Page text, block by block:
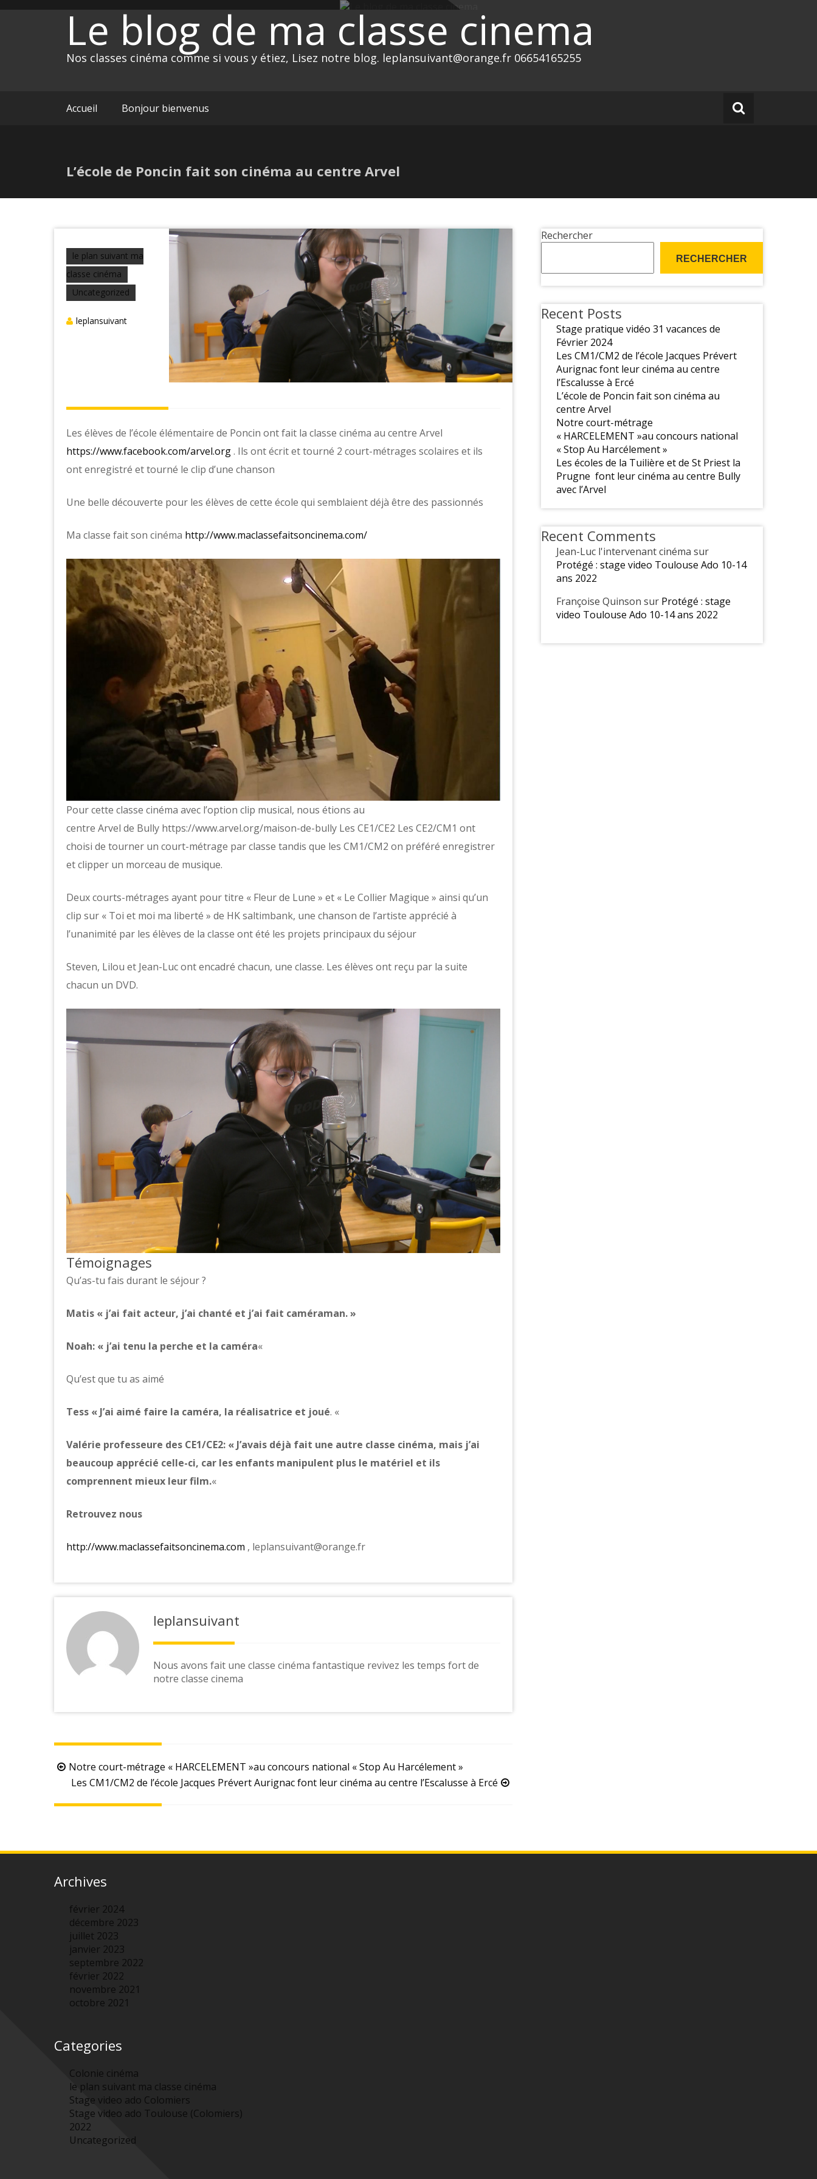
Le blog de ma classe cinema
Nos classes cinéma comme si vous y étiez, Lisez notre blog. leplansuivant@orange.fr 06654165255
Accueil Bonjour bienvenus
L’école de Poncin fait son cinéma au centre Arvel
le plan suivant ma
classe cinéma
Uncategorized
leplansuivant
Les élèves de l’école élémentaire de Poncin ont fait la classe cinéma au centre Arvel
https://www.facebook.com/arvel.org. Ils ont écrit et tourné 2 court-métrages scolaires et ils
ont enregistré et tourné le clip d’une chanson
Une belle découverte pour les élèves de cette école qui semblaient déjà être des passionnés
Ma classe fait son cinéma http://www.maclassefaitsoncinema.com/
Pour cette classe cinéma avec l’option clip musical, nous étions au
centre Arvel de Bully https://www.arvel.org/maison-de-bully Les CE1/CE2 Les CE2/CM1 ont
choisi de tourner un court-métrage par classe tandis que les CM1/CM2 on préféré enregistrer
et clipper un morceau de musique.
Deux courts-métrages ayant pour titre « Fleur de Lune » et « Le Collier Magique » ainsi qu’un
clip sur « Toi et moi ma liberté » de HK saltimbank, une chanson de l’artiste apprécié à
l’unanimité par les élèves de la classe ont été les projets principaux du séjour
Steven, Lilou et Jean-Luc ont encadré chacun, une classe. Les élèves ont reçu par la suite
chacun un DVD.
Témoignages
Qu’as-tu fais durant le séjour ?
Matis « j’ai fait acteur, j’ai chanté et j’ai fait caméraman. »
Noah: « j’ai tenu la perche et la caméra«
Qu’est que tu as aimé
Tess « J’ai aimé faire la caméra, la réalisatrice et joué. «
Valérie professeure des CE1/CE2: « J’avais déjà fait une autre classe cinéma, mais j’ai
beaucoup apprécié celle-ci, car les enfants manipulent plus le matériel et ils
comprennent mieux leur film.«
Retrouvez nous
http://www.maclassefaitsoncinema.com , leplansuivant@orange.fr
leplansuivant
Nous avons fait une classe cinéma fantastique revivez les temps fort de
notre classe cinema
Post
navigation
Notre court-métrage « HARCELEMENT »au concours national « Stop Au Harcélement »
Les CM1/CM2 de l’école Jacques Prévert Aurignac font leur cinéma au centre l’Escalusse à Ercé
Rechercher
RECHERCHER
Recent Posts
Stage pratique vidéo 31 vacances de
Février 2024
Les CM1/CM2 de l’école Jacques Prévert
Aurignac font leur cinéma au centre
l’Escalusse à Ercé
L’école de Poncin fait son cinéma au
centre Arvel
Notre court-métrage
« HARCELEMENT »au concours national
« Stop Au Harcélement »
Les écoles de la Tuilière et de St Priest la
Prugne font leur cinéma au centre Bully
avec l’Arvel
Recent Comments
Jean-Luc l'intervenant cinéma sur
Protégé : stage video Toulouse Ado 10-14
ans 2022
Françoise Quinson sur Protégé : stage
video Toulouse Ado 10-14 ans 2022
Archives
février 2024
décembre 2023
juillet 2023
janvier 2023
septembre 2022
février 2022
novembre 2021
octobre 2021
Categories
Colonie cinéma
le plan suivant ma classe cinéma
Stage video ado Colomiers
Stage video ado Toulouse (Colomiers)
2022
Uncategorized